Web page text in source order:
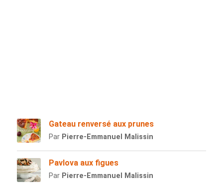
Gateau renversé aux prunes
Par Pierre-Emmanuel Malissin
Pavlova aux figues
Par Pierre-Emmanuel Malissin